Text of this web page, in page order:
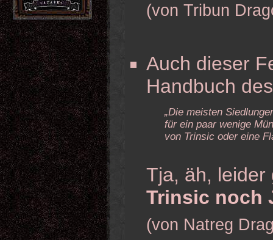
(von Tribun
Auch dieser
Handbuch
„Die meisten
für ein paar wenige
von Trinsic oder eine
Tja, äh,
Trinsic noch
(von Natreg